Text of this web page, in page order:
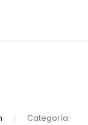
Categoría: